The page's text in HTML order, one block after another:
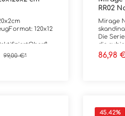
120x12
1,44
99,00 €*
RR02
Mirage
Die
die
mit
geprägt
86,98
45.42%